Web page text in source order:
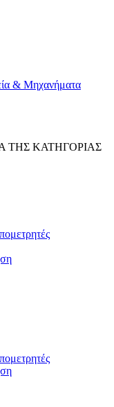
& Μηχανήματα
ΤΗΣ ΚΑΤΗΓΟΡΙΑΣ